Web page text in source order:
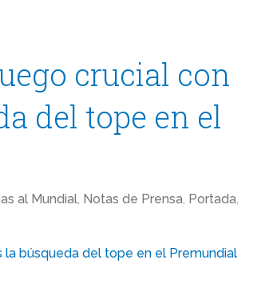
crucial con
del tope en el
al Mundial, Notas de Prensa, Portada,